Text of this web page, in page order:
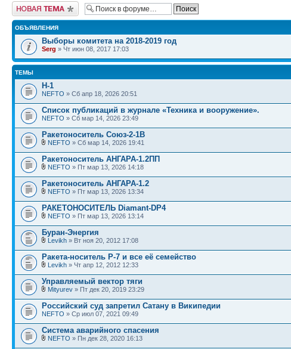
Новая тема
ОБЪЯВЛЕНИЯ
Выборы комитета на 2018-2019 год
Serg » Чт июн 08, 2017 17:03
ТЕМЫ
Н-1
NEFTO » Сб апр 18, 2026 20:51
Список публикаций в журнале «Техника и вооружение».
NEFTO » Сб мар 14, 2026 23:49
Ракетоноситель Союз-2-1В
NEFTO » Сб мар 14, 2026 19:41
Ракетоноситель АНГАРА-1.2ПП
NEFTO » Пт мар 13, 2026 14:18
Ракетоноситель АНГАРА-1.2
NEFTO » Пт мар 13, 2026 13:34
РАКЕТОНОСИТЕЛЬ Diamant-DP4
NEFTO » Пт мар 13, 2026 13:14
Буран-Энергия
Levikh » Вт ноя 20, 2012 17:08
Ракета-носитель Р-7 и все её семейство
Levikh » Чт апр 12, 2012 12:33
Управляемый вектор тяги
Mityurev » Пт дек 20, 2019 23:29
Российский суд запретил Сатану в Википедии
NEFTO » Ср июл 07, 2021 09:49
Система аварийного спасения
NEFTO » Пн дек 28, 2020 16:13